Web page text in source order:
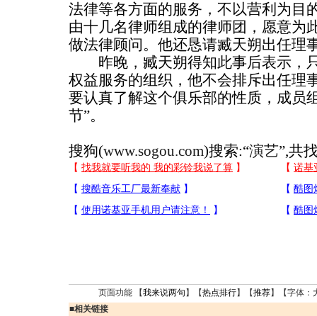
法律等各方面的服务，不以营利为目
由十几名律师组成的律师团，愿意为
做法律顾问。他还恳请臧天朔出任理
昨晚，臧天朔得知此事后表示，
权益服务的组织，他不会排斥出任理
要认真了解这个俱乐部的性质，成员
节”。
搜狗(www.sogou.com)搜索:“演艺”,共
页面功能 【我来说两句 】【热点排行】【推荐】【字体：
■相关链接